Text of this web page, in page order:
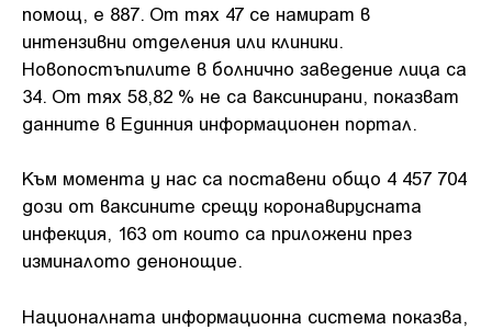
помощ, е 887. От тях 47 се намират в
интензивни отделения или клиники.
Новопостъпилите в болнично заведение лица са
34. От тях 58,82 % не са ваксинирани, показват
данните в Единния информационен портал.
Към момента у нас са поставени общо 4 457 704
дози от ваксините срещу коронавирусната
инфекция, 163 от които са приложени през
изминалото денонощие.
Националната информационна система показва,